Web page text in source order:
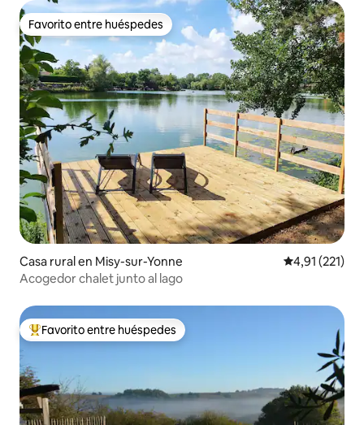
Favorito entre huéspedes
Favorito entre huéspedes
Casa rural en Misy-sur-Yonne Calificación
4,91 (221)
Acogedor chalet junto al lago
Favorito entre los huéspedes más destacados
Favorito entre huéspedes